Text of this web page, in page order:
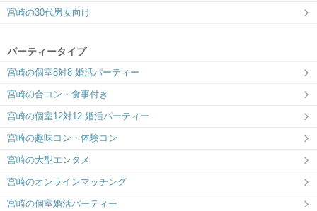
宮崎の30代男女向け
パーティータイプ
宮崎の個室8対8 婚活パーティー
宮崎の合コン・食事付き
宮崎の個室12対12 婚活パーティー
宮崎の趣味コン・体験コン
宮崎の大型エンタメ
宮崎のオンラインマッチング
宮崎の個室婚活パーティー